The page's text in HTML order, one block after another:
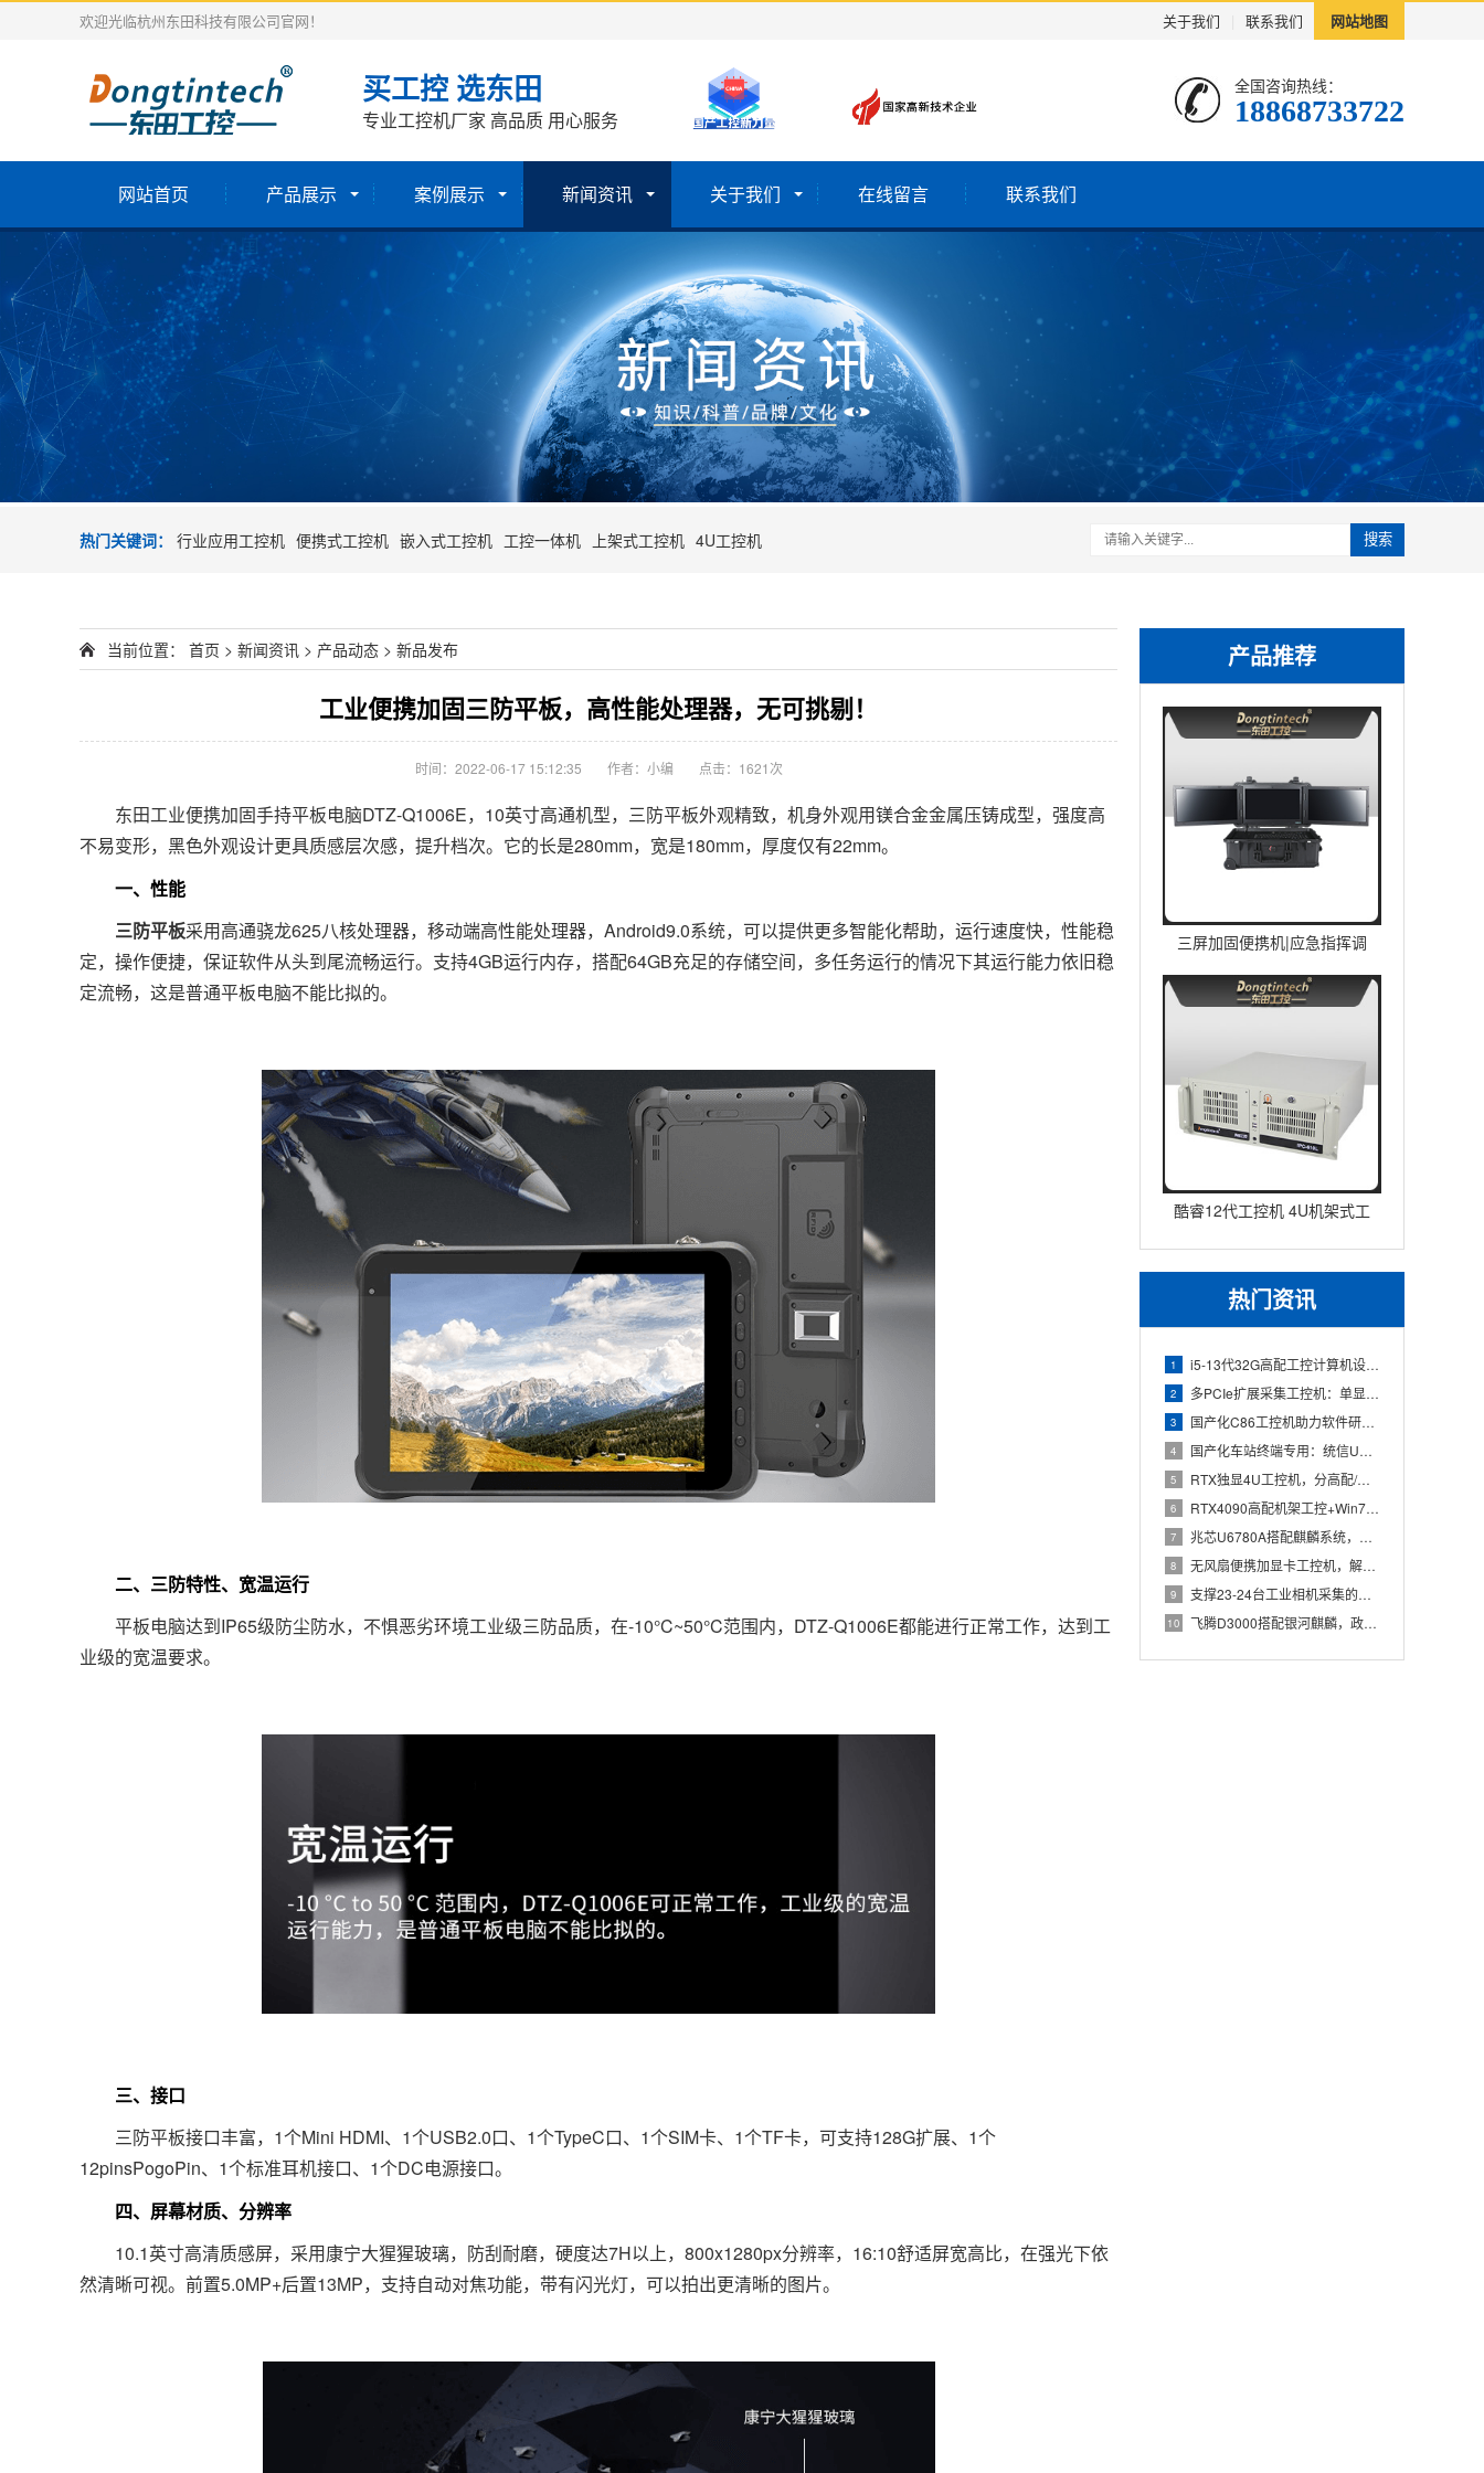
关于我们 联系我们 网站地图
欢迎光临杭州东田科技有限公司官网！
买工控 选东田
专业工控机厂家 高品质 用心服务
全国咨询热线：
18868733722
网站首页 产品展示 案例展示 新闻资讯 关于我们 在线留言 联系我们
热门关键词： 行业应用工控机 便携式工控机 嵌入式工控机 工控一体机 上架式工控机 4U工控机 搜索
产品推荐
三屏加固便携机|应急指挥调
度台移动终端|DTG-U1713-
酷睿12代工控机 4U机架式工
业控制器 DT-610L-IZ
热门资讯
1 i5-13代32G高配工控计算机设备，智能制造工位整机显示成
2 多PCIe扩展采集工控机：单显卡+多路采集卡高性价比方案
3 国产化C86工控机助力软件研发：从需求分析到落地部署
4 国产化车站终端专用：统信UOS兆芯八核嵌入式轨交工控机落地方
5 RTX独显4U工控机，分高配/低配适配无人机作业全场景
6 RTX4090高配机架工控+Win7加固笔记本，航空测控硬件
7 兆芯U6780A搭配麒麟系统，国产化工控机赋能航站楼航显调度
8 无风扇便携加显卡工控机，解决户外高波特率串口采集难题
9 支撑23-24台工业相机采集的高配置工控机解决方案推荐
10 飞腾D3000搭配银河麒麟，政务办公国产飞腾工控机落地方案
当前位置： 首页 > 新闻资讯 > 产品动态 > 新品发布
工业便携加固三防平板，高性能处理器，无可挑剔！
时间：2022-06-17 15:12:35 作者：小编 点击： 1621次
东田工业便携加固手持平板电脑DTZ-Q1006E，10英寸高通机型，三防平板外观精致，机身外观用镁合金金属压铸成型，强度高
不易变形，黑色外观设计更具质感层次感，提升档次。它的长是280mm，宽是180mm，厚度仅有22mm。
一、性能
三防平板采用高通骁龙625八核处理器，移动端高性能处理器，Android9.0系统，可以提供更多智能化帮助，运行速度快，性能稳
定，操作便捷，保证软件从头到尾流畅运行。支持4GB运行内存，搭配64GB充足的存储空间，多任务运行的情况下其运行能力依旧稳
定流畅，这是普通平板电脑不能比拟的。
二、三防特性、宽温运行
平板电脑达到IP65级防尘防水，不惧恶劣环境工业级三防品质，在-10°C~50°C范围内，DTZ-Q1006E都能进行正常工作，达到工
业级的宽温要求。
三、接口
三防平板接口丰富，1个Mini HDMI、1个USB2.0口、1个TypeC口、1个SIM卡、1个TF卡，可支持128G扩展、1个
12pinsPogoPin、1个标准耳机接口、1个DC电源接口。
四、屏幕材质、分辨率
10.1英寸高清质感屏，采用康宁大猩猩玻璃，防刮耐磨，硬度达7H以上，800x1280px分辨率，16:10舒适屏宽高比，在强光下依
然清晰可视。前置5.0MP+后置13MP，支持自动对焦功能，带有闪光灯，可以拍出更清晰的图片。